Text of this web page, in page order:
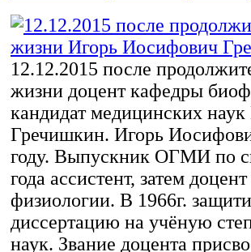
12.12.2015 после
жизни доцент кафедры
кандидат медицинских
Гречишкин. Игорь
году. Выпускник ОГМИ по
года ассистент, затем
физиологии. В 1966г.
диссертацию на учёную
наук. Звание доцента